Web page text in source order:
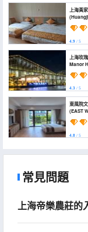
上海黃
Villa)
4.9 / 5
上海玫瑰莊
Manor
4.3 / 5
東風院
(EAST
4.8 / 5
常見問題
上海帝樂農莊的